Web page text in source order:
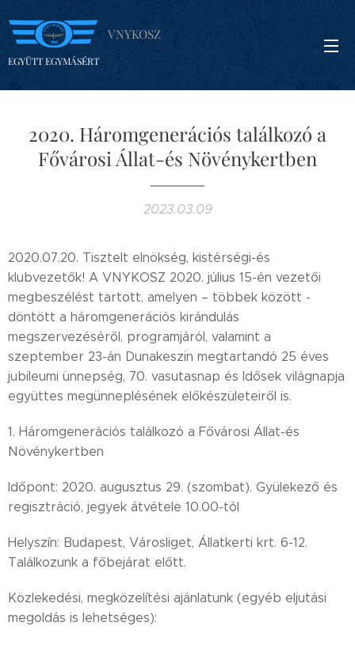
VNYKOSZ
EGYÜTT EGYMÁSÉRT
2020. Háromgenerációs találkozó a
Fővárosi Állat-és Növénykertben
2023.03.09
2020.07.20. Tisztelt elnökség, kistérségi-és
klubvezetők! A VNYKOSZ 2020. július 15-én vezetői
megbeszélést tartott, amelyen – többek között -
döntött a háromgenerációs kirándulás
megszervezéséről, programjáról, valamint a
szeptember 23-án Dunakeszin megtartandó 25 éves
jubileumi ünnepség, 70. vasutasnap és Idősek világnapja
együttes megünneplésének előkészületeiről is.
1. Háromgenerációs találkozó a Fővárosi Állat-és
Növénykertben
Időpont: 2020. augusztus 29. (szombat). Gyülekező és
regisztráció, jegyek átvétele 10.00-tól
Helyszín: Budapest, Városliget, Állatkerti krt. 6-12.
Találkozunk a főbejárat előtt.
Közlekedési, megközelítési ajánlatunk (egyéb eljutási
megoldás is lehetséges):